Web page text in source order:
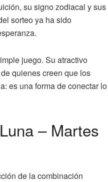
su signo zodiacal y sus
sorteo ya ha sido
juego. Su atractivo
quienes creen que los
es una forma de conectar lo
– Martes
de la combinación